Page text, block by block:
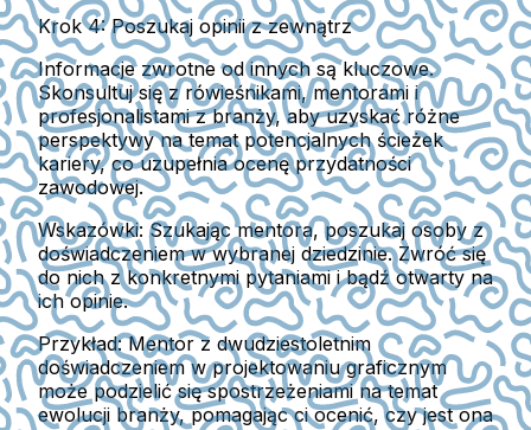
Krok 4: Poszukaj opinii z zewnątrz
Informacje zwrotne od innych są kluczowe.
Skonsultuj się z rówieśnikami, mentorami i
profesjonalistami z branży, aby uzyskać różne
perspektywy na temat potencjalnych ścieżek
kariery, co uzupełnia ocenę przydatności
zawodowej.
Wskazówki: Szukając mentora, poszukaj osoby z
doświadczeniem w wybranej dziedzinie. Zwróć się
do nich z konkretnymi pytaniami i bądź otwarty na
ich opinie.
Przykład:Mentor z dwudziestoletnim
doświadczeniem w projektowaniu graficznym
może podzielić się spostrzeżeniami na temat
ewolucji branży, pomagając ci ocenić, czy jest ona